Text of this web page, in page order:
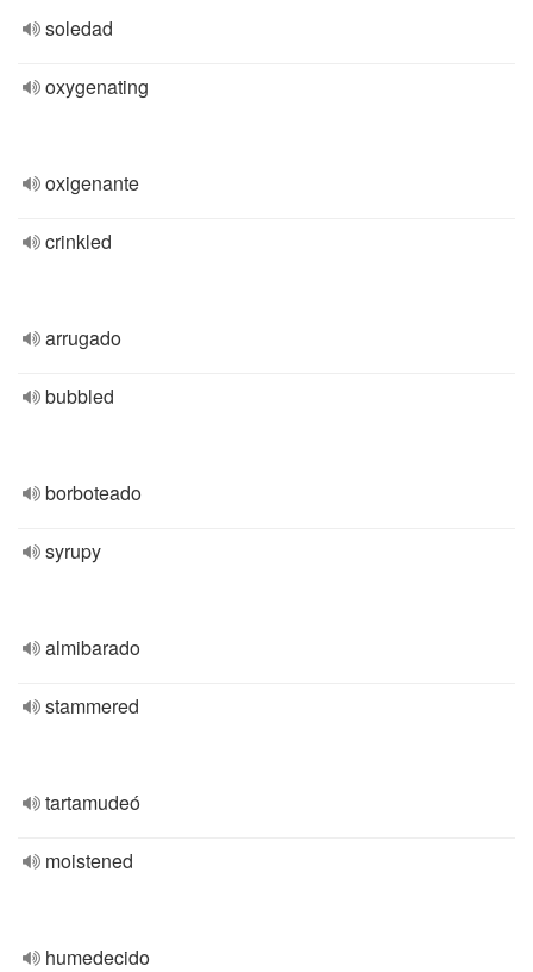
soledad
oxygenating
oxigenante
crinkled
arrugado
bubbled
borboteado
syrupy
almibarado
stammered
tartamudeó
moistened
humedecido